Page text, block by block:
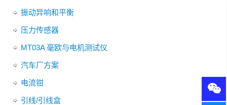
振动异响和平衡
压力传感器
MT03A 毫欧与电机测试仪
汽车厂方案
电流钳
引线/引线盒